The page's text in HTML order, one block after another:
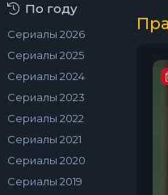
По году
Сериалы 2026
Сериалы 2025
Сериалы 2024
Сериалы 2023
Сериалы 2022
Сериалы 2021
Сериалы 2020
Сериалы 2019